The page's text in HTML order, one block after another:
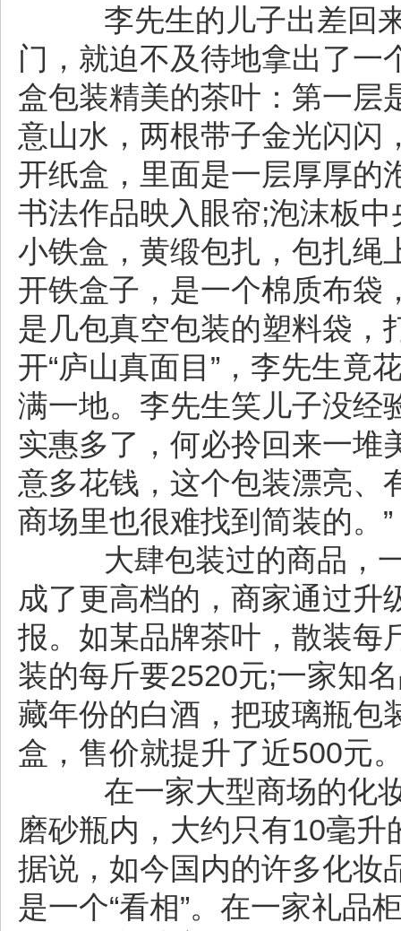
李先生的儿子出差回来
门，就迫不及待地拿出了一
盒包装精美的茶叶：第一层
意山水，两根带子金光闪闪
开纸盒，里面是一层厚厚的
书法作品映入眼帘;泡沫板
小铁盒，黄缎包扎，包扎绳
开铁盒子，是一个棉质布袋
是几包真空包装的塑料袋
开“庐山真面目”，李先生竟
满一地。李先生笑儿子没经
实惠多了，何必拎回来一堆
意多花钱，这个包装漂亮、
商场里也很难找到简装的。”
大肆包装过的商品，一
成了更高档的，商家通过升
报。如某品牌茶叶，散装每
装的每斤要2520元;一家知
藏年份的白酒，把玻璃瓶包
盒，售价就提升了近500元
在一家大型商场的化妆
磨砂瓶内，大约只有10毫
据说，如今国内的许多化妆
是一个“看相”。在一家礼品